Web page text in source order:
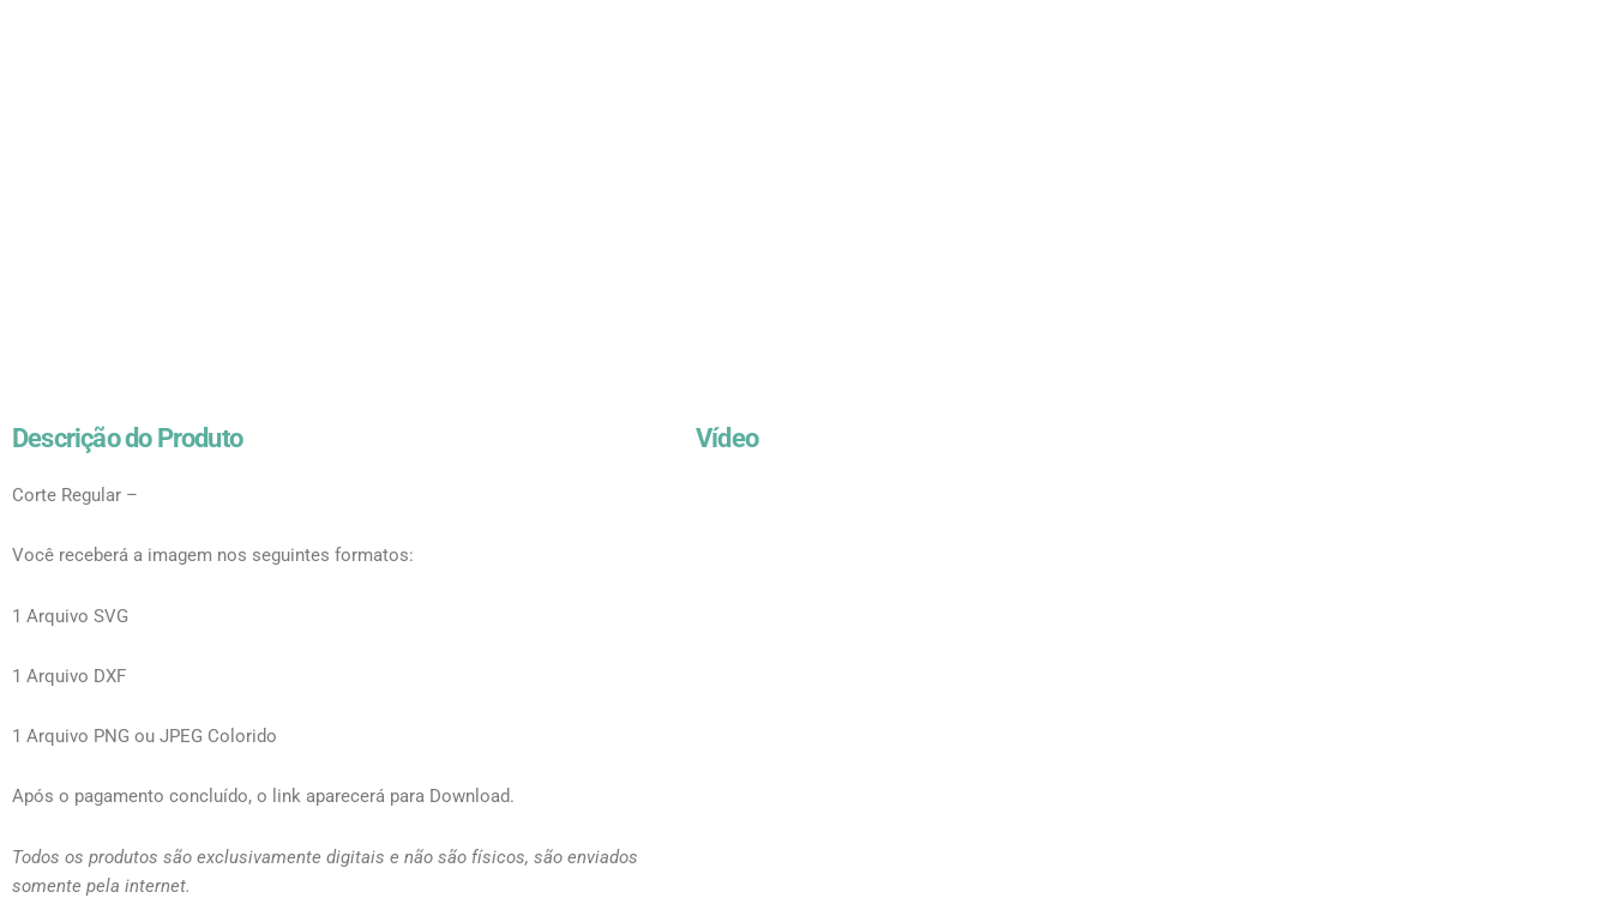
Descrição do Produto
Corte Regular –
Você receberá a imagem nos seguintes formatos:
1 Arquivo SVG
1 Arquivo DXF
1 Arquivo PNG ou JPEG Colorido
Após o pagamento concluído, o link aparecerá para Download.
Todos os produtos são exclusivamente digitais e não são físicos, são enviados
somente pela internet.
Vídeo